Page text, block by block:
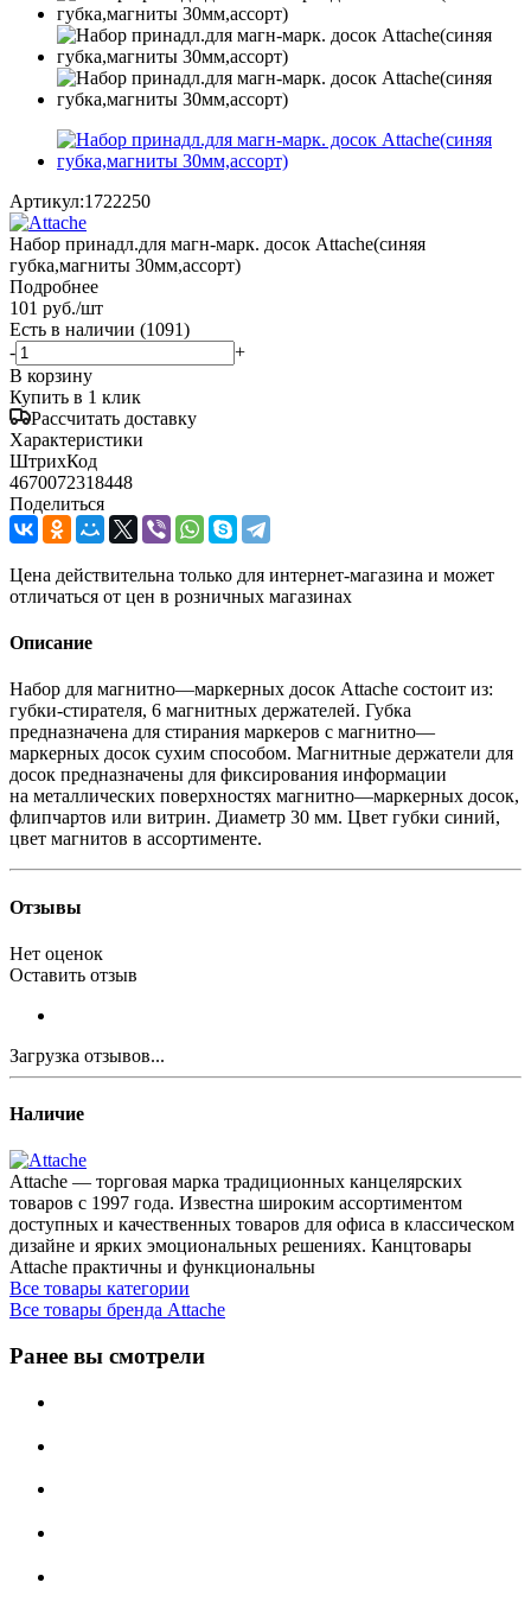
Артикул:1722250
Набор принадл.для магн-марк. досок Attache(синяя
губка,магниты 30мм,ассорт)
Подробнее
101 руб./шт
Есть в наличии (1091)
-
+
В корзину
Купить в 1 клик
Рассчитать доставку
Характеристики
ШтрихКод
4670072318448
Поделиться
Цена действительна только для интернет-магазина и может
отличаться от цен в розничных магазинах
Описание
Набор для магнитно—маркерных досок Attache состоит из:
губки-стирателя, 6 магнитных держателей. Губка
предназначена для стирания маркеров с магнитно—
маркерных досок сухим способом. Магнитные держатели для
досок предназначены для фиксирования информации
на металлических поверхностях магнитно—маркерных досок,
флипчартов или витрин. Диаметр 30 мм. Цвет губки синий,
цвет магнитов в ассортименте.
Отзывы
Нет оценок
Оставить отзыв
Загрузка отзывов...
Наличие
Attache — торговая марка традиционных канцелярских
товаров с 1997 года. Известна широким ассортиментом
доступных и качественных товаров для офиса в классическом
дизайне и ярких эмоциональных решениях. Канцтовары
Attache практичны и функциональны
Все товары категории
Все товары бренда Attache
Ранее вы смотрели